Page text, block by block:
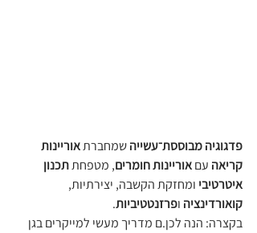
פדגוגיה מבוססת־עשייה שמחברת אוריינות
קריאה עם אוריינות חומרים, מטפחת תכנון
איטרטיבי ומחזקת הקשבה, יצירתיות,
קואורדינציה ופרזנטטיביות.
בקצרה: הנה לכן.ם מדריך מעשי למייקרים בגן